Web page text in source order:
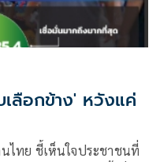
ลือกข้าง' หวังแค่
ไทย ชี้เห็นใจประชาชนที่